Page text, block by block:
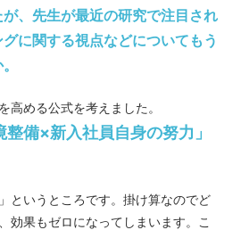
、先生が最近の研究で注目され
に関する視点などについてもう
高める公式を考えました。
整備×新入社員自身の努力」
というところです。掛け算なのでど
効果もゼロになってしまいます。こ